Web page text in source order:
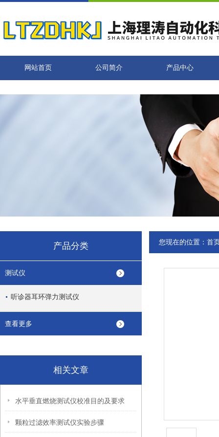
网站首页 公司简介 产品中心
产品分类
测试仪
听诊器耳环弹力测试仪
查看更多
相关文章
水平垂直燃烧测试仪校准目的及要求
颗粒过滤效率测试仪实验步骤
您现在的位置： 首